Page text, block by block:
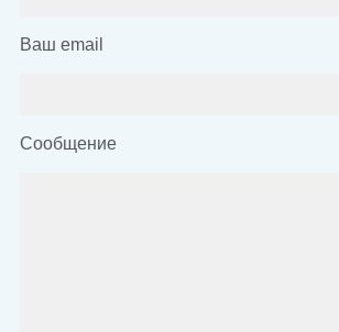
Ваш email
Сообщение